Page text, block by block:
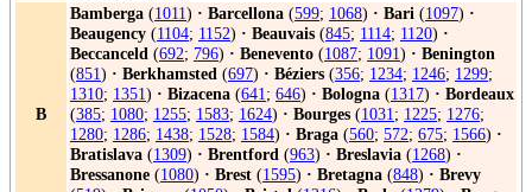
B
Bamberga (1011) · Barcellona (599; 1068) · Bari (1097) ·
Beaugency (1104; 1152) · Beauvais (845; 1114; 1120) ·
Beccanceld (692; 796) · Benevento (1087; 1091) · Benington
(851) · Berkhamsted (697) · Béziers (356; 1234; 1246; 1299;
1310; 1351) · Bizacena (641; 646) · Bologna (1317) · Bordeaux
(385; 1080; 1255; 1583; 1624) · Bourges (1031; 1225; 1276;
1280; 1286; 1438; 1528; 1584) · Braga (560; 572; 675; 1566) ·
Bratislava (1309) · Brentford (963) · Breslavia (1268) ·
Bressanone (1080) · Brest (1595) · Bretagna (848) · Brevy